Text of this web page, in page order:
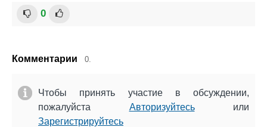
0
Комментарии 0.
Чтобы принять участие в обсуждении,
пожалуйста Авторизуйтесьили
Зарегистрируйтесь